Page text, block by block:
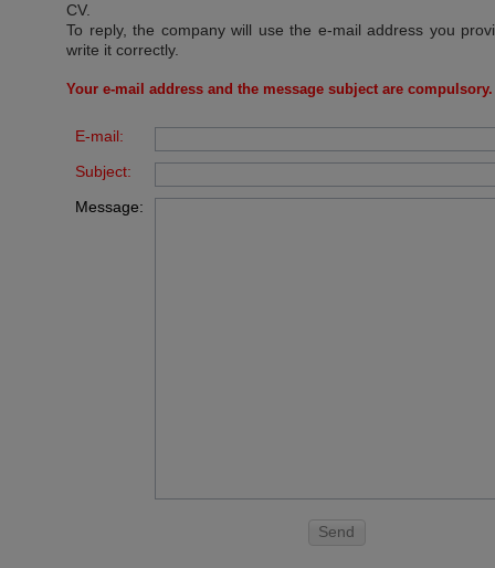
CV.
To reply, the company will use the e-mail address you
write it correctly.
Your e-mail address and the message subject are compulsory.
E-mail:
Subject:
Message:
Send